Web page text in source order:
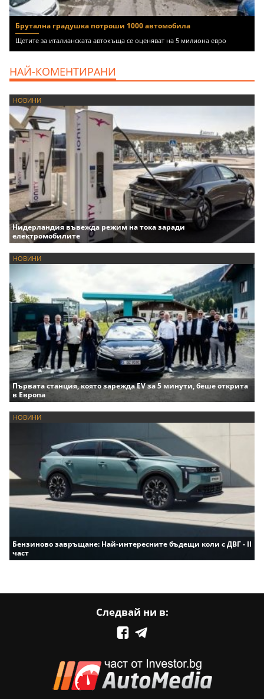
Брутална градушка потроши 1000 автомобила
Щетите за италианската автокъща се оценяват на 5 милиона евро
НАЙ-КОМЕНТИРАНИ
НОВИНИ
Нидерландия въвежда режим на тока заради
електромобилите
НОВИНИ
Първата станция, която зарежда EV за 5 минути, беше открита
в Европа
НОВИНИ
Бензиново завръщане: Най-интересните бъдещи коли с ДВГ - II
част
Следвай ни в: